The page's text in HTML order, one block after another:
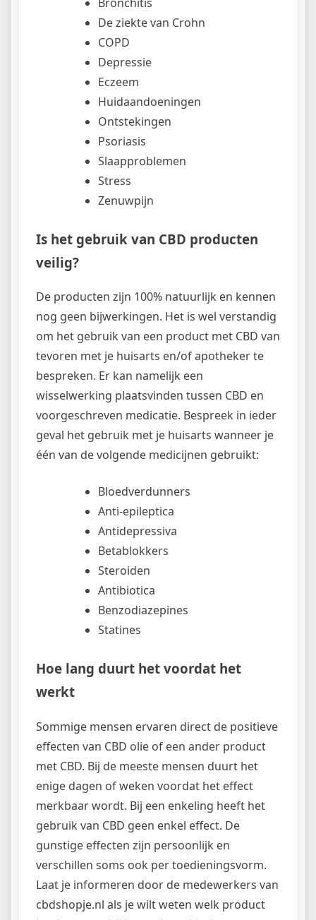
De ziekte van Crohn
COPD
Depressie
Eczeem
Huidaandoeningen
Ontstekingen
Psoriasis
Slaapproblemen
Stress
Zenuwpijn
Is het gebruik van CBD producten
veilig?
De producten zijn 100% natuurlijk en kennen
nog geen bijwerkingen. Het is wel verstandig
om het gebruik van een product met CBD van
tevoren met je huisarts en/of apotheker te
bespreken. Er kan namelijk een
wisselwerking plaatsvinden tussen CBD en
voorgeschreven medicatie. Bespreek in ieder
geval het gebruik met je huisarts wanneer je
één van de volgende medicijnen gebruikt:
Bloedverdunners
Anti-epileptica
Antidepressiva
Betablokkers
Steroiden
Antibiotica
Benzodiazepines
Statines
Hoe lang duurt het voordat het
werkt
Sommige mensen ervaren direct de positieve
effecten van CBD olie of een ander product
met CBD. Bij de meeste mensen duurt het
enige dagen of weken voordat het effect
merkbaar wordt. Bij een enkeling heeft het
gebruik van CBD geen enkel effect. De
gunstige effecten zijn persoonlijk en
verschillen soms ook per toedieningsvorm.
Laat je informeren door de medewerkers van
cbdshopje.nl als je wilt weten welk product